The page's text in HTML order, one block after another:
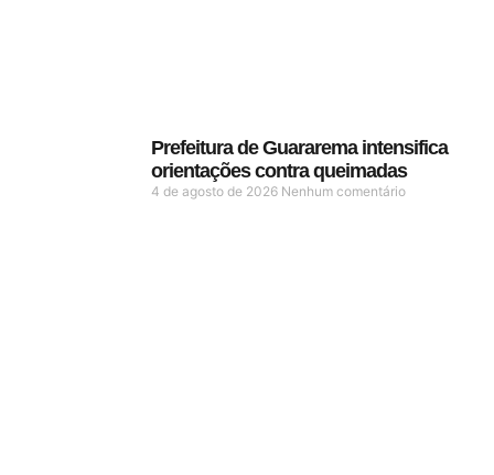
Prefeitura de Guararema intensifica
orientações contra queimadas
4 de agosto de 2026 Nenhum comentário